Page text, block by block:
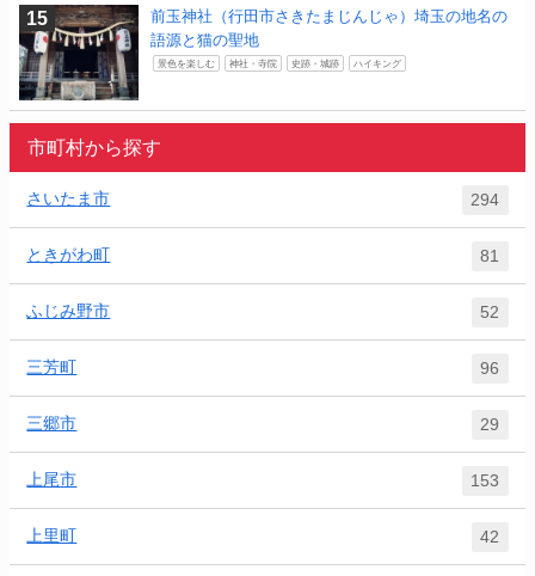
前玉神社（行田市さきたまじんじゃ）埼玉の地名の
語源と猫の聖地
景色を楽しむ 神社・寺院 史跡・城跡 ハイキング
市町村から探す
さいたま市 294
ときがわ町 81
ふじみ野市 52
三芳町 96
三郷市 29
上尾市 153
上里町 42